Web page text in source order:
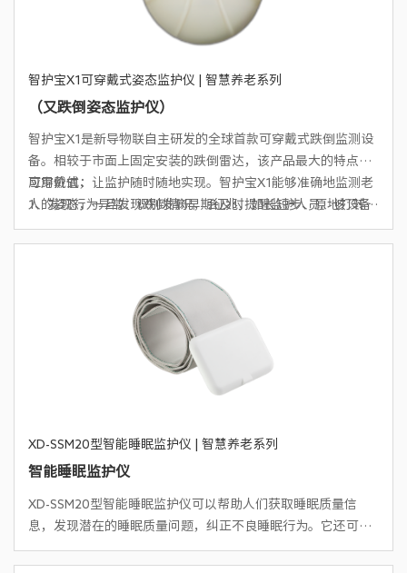
积累服务经验、挖掘商业价值，助力企业精准服务。
智护宝X1可穿戴式姿态监护仪 | 智慧养老系列
（又跌倒姿态监护仪）
智护宝X1是新导物联自主研发的全球首款可穿戴式跌倒监测设
备。相较于市面上固定安装的跌倒雷达，该产品最大的特点是
可穿戴式，让监护随时随地实现。智护宝X1能够准确地监测老
人的姿态，一旦发现跌倒情况，会及时提醒监护人员。该设备
结合了先进的传感技术和人工智能算法，能够判断跌倒的类型
和严重程度。同时，智护宝X1还具备定位功能，可以精确确定
简单舒适，具有防水防摔的特性，能够适应日常生活的各种环
境。智护宝X1可穿戴式姿态监护仪，为老人的安全保驾护航。
应用价值：
1、发现行为异常：识别发病早期征兆，如长短步、原地打转等
2、无惧室外走丢：精准定位+电子围栏+零键导航，不用操作
即可安全回家
4、康复训练：三位一体的数字康复，解决康复训练中怕摔不
敢动、训练不得法、状况变化无人懂干预的痛点
5、认知症早筛早发现早预防：通过多维度数据监测，建立个人
健康大模型，实现预防-评估与干预-全程监护-风险管控的全流
XD-SSM20型智能睡眠监护仪 | 智慧养老系列
智能睡眠监护仪
XD-SSM20型智能睡眠监护仪可以帮助人们获取睡眠质量信
息，发现潜在的睡眠质量问题，纠正不良睡眠行为。它还可以
帮助患者尽早发现睡眠障碍引起的疾病问题，及时治疗疾病。